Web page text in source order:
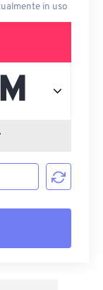
in uso